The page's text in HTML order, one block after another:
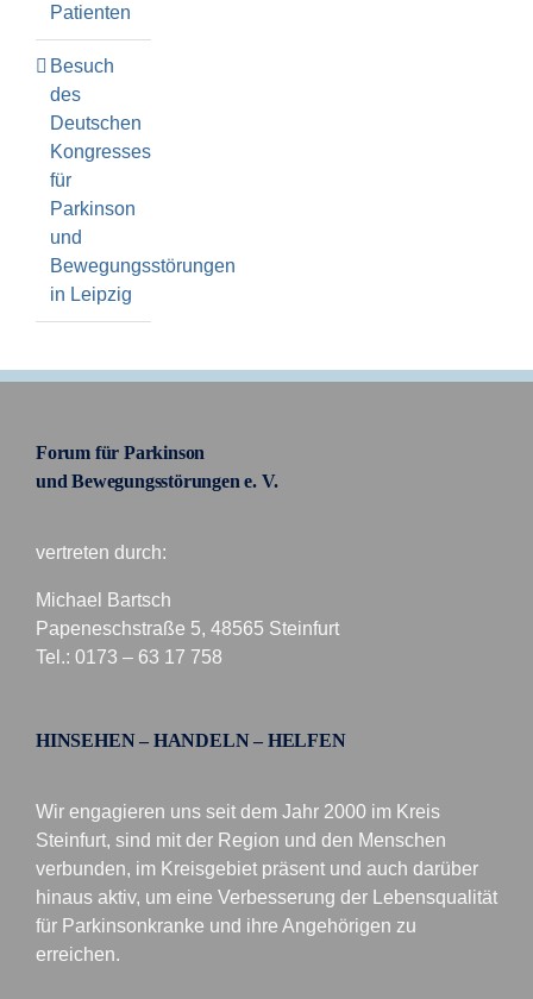
Patienten
Besuch
des
Deutschen
Kongresses
für
Parkinson
und
Bewegungsstörungen
in Leipzig
Forum für Parkinson
und Bewegungsstörungen e. V.
vertreten durch:
Michael Bartsch
Papeneschstraße 5, 48565 Steinfurt
Tel.: 0173 – 63 17 758
HINSEHEN – HANDELN – HELFEN
Wir engagieren uns seit dem Jahr 2000 im Kreis
Steinfurt, sind mit der Region und den Menschen
verbunden, im Kreisgebiet präsent und auch darüber
hinaus aktiv, um eine Verbesserung der Lebensqualität
für Parkinsonkranke und ihre Angehörigen zu
erreichen.